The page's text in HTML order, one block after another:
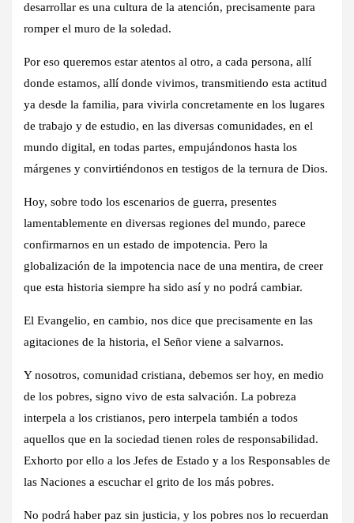
desarrollar es una cultura de la atención, precisamente para
romper el muro de la soledad.
Por eso queremos estar atentos al otro, a cada persona, allí
donde estamos, allí donde vivimos, transmitiendo esta actitud
ya desde la familia, para vivirla concretamente en los lugares
de trabajo y de estudio, en las diversas comunidades, en el
mundo digital, en todas partes, empujándonos hasta los
márgenes y convirtiéndonos en testigos de la ternura de Dios.
Hoy, sobre todo los escenarios de guerra, presentes
lamentablemente en diversas regiones del mundo, parece
confirmarnos en un estado de impotencia. Pero la
globalización de la impotencia nace de una mentira, de creer
que esta historia siempre ha sido así y no podrá cambiar.
El Evangelio, en cambio, nos dice que precisamente en las
agitaciones de la historia, el Señor viene a salvarnos.
Y nosotros, comunidad cristiana, debemos ser hoy, en medio
de los pobres, signo vivo de esta salvación. La pobreza
interpela a los cristianos, pero interpela también a todos
aquellos que en la sociedad tienen roles de responsabilidad.
Exhorto por ello a los Jefes de Estado y a los Responsables de
las Naciones a escuchar el grito de los más pobres.
No podrá haber paz sin justicia, y los pobres nos lo recuerdan